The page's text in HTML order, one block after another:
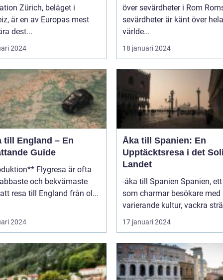
beläget i
är en av Europas mest
dest...
2024
över sevärdheter i Rom Roms
sevärdheter är känt över hela
världe...
18 januari 2024
till England – En
Guide
Flygresa är ofta
och bekvämaste
resa till England från ol...
2024
Åka till Spanien: En
Upptäcktsresa i det
Landet
-åka till Spanien Spanien, ett land
som charmar besökare med
varierande kultur, vackra
17 januari 2024